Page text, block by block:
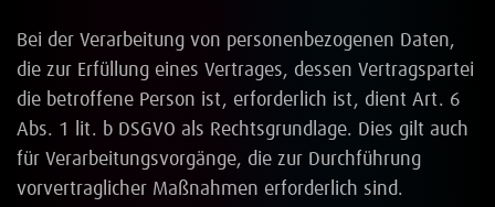
Bei der Verarbeitung von personenbezogenen Daten,
die zur Erfüllung eines Vertrages, dessen Vertragspartei
die betroffene Person ist, erforderlich ist, dient Art. 6
Abs. 1 lit. b DSGVO als Rechtsgrundlage. Dies gilt auch
für Verarbeitungsvorgänge, die zur Durchführung
vorvertraglicher Maßnahmen erforderlich sind.